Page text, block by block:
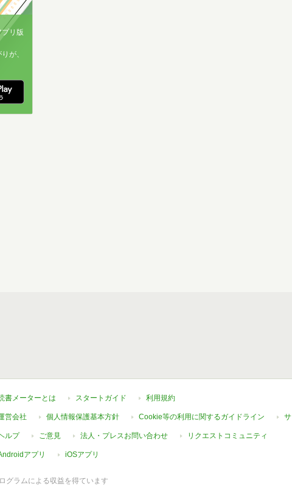
リ版
が、
書メーターとは スタートガイド 利用規約
営会社 個人情報保護基本方針 Cookie等の利用に関するガイドライン
ルプ ご意見 法人・プレスお問い合わせ リクエストコミュニティ
アプリ iOSアプリ
グラムによる収益を得ています